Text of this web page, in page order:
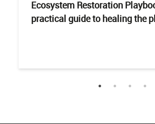
Ecosystem Restoration
practical guide to healing the